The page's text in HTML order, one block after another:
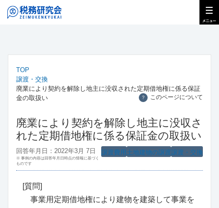
TOP
譲渡・交換
廃業により契約を解除し地主に没収された定期借地権に係る保証
金の取扱い
？ このページについて
廃業により契約を解除し地主に没収さ
れた定期借地権に係る保証金の取扱い
譲渡・交換
土地建物の譲渡
譲渡費用
回答年月日：2022年3月 7日
※ 事例の内容は回答年月日時点の情報に基づく
ものです
[質問]
事業用定期借地権により建物を建築して事業を